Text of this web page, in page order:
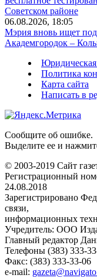
Советском районе
06.08.2026, 18:05
Мэрия вновь ищет
Академгородок –
Политика
Карта сайта
Написать в
Сообщите об ошибке.
Выделите ее и
© 2003-2019 Сайт
Регистрационный
24.08.2018
Зарегистрировано
связи,
информационных
Учредитель: ООО
Главный редактор
Телефоны (383) 333-
Факс: (383) 333-33-06
e-mail: